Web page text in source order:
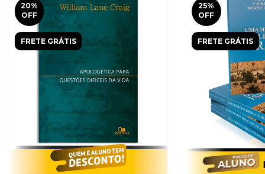
20%
OFF
FRETE GRÁTIS
25%
OFF
FRETE GRÁTIS